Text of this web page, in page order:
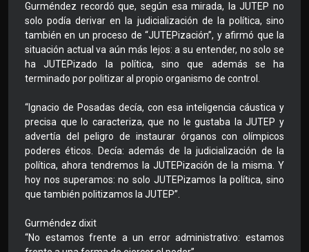
Gurméndez recordó que, según esa mirada, la JUTEP no
solo podía derivar en la judicialización de la política, sino
también en un proceso de “JUTEPización”, y afirmó que la
situación actual va aún más lejos: a su entender, no solo se
ha JUTEPizado la política, sino que además se ha
terminado por politizar al propio organismo de control.
“Ignacio de Posadas decía, con esa inteligencia cáustica y
precisa que lo caracteriza, que no le gustaba la JUTEP y
advertía del peligro de instaurar órganos con olímpicos
poderes éticos. Decía: además de la judicialización de la
política, ahora tendremos la JUTEPización de la misma. Y
hoy nos superamos: no solo JUTEPizamos la política, sino
que también politizamos la JUTEP”.
Gurméndez dixit
“No estamos frente a un error administrativo: estamos